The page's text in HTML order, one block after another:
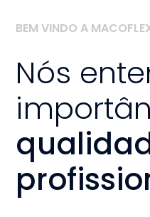
BEM VINDO A
Nós